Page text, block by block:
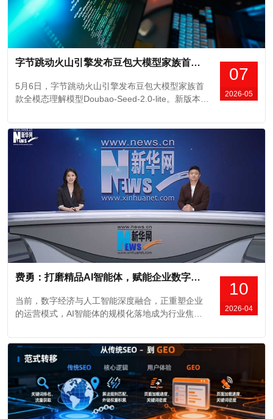
07
2026-05
字节跳动火山引擎发布豆包大模型家族首款全模态理解模型，实现视频、图像、音频与文本原生统一理解
5月6日，字节跳动火山引擎发布豆包大模型家族首
款全模态理解模型Doubao-Seed-2.0-lite。新版本已
代码生成和图形用户界面能力。同批上线的还有同
样支持全模态的Doubao-Seed-2.0-mini版本，主打
10
2026-04
费勇：打磨精品AI智能体，赋能企业数字化转型
当前，数字经济与人工智能深度融合，正重塑企业
的运营模式，AI智能体的规模化落地成为行业焦
华网，围绕AI赋能企业数字化转型这一话题，分享
了深刻见解。0:02/11:43 行业步入“应用深耕
期”，呈现三大鲜明特征 费勇指出，AI...